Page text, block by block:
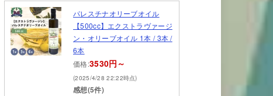
パレスチナオリーブオイル
【500cc】エクストラヴァージ
ン・オリーブオイル 1本 / 3本 /
6本
価格:3530円～
(2025/4/28 22:22時点)
感想(5件)